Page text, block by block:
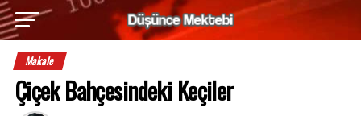
Makale
Çiçek Bahçesindeki Keçiler